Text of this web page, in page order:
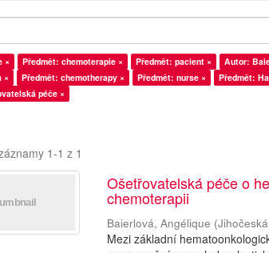
× Předmět: chemoterapie × Předmět: pacient × Autor:
×
Předmět: chemotherapy × Předmět: nurse × Předmět:
péče ×
1-1 z 1
Ošetřovatelská péče o
chemoterapii
Baierlová, Angélique (
Mezi základní